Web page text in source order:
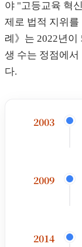
야 "고등교육 혁
제로 법적 지위를
례》는 2022년
생 수는 정점에서
다.
2003
2009
2014